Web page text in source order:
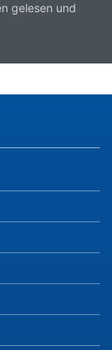
gelesen und